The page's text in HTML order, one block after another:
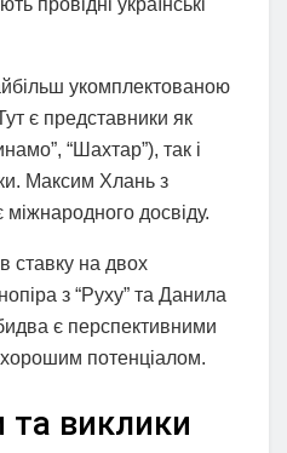
провідні українські
укомплектованою
є представники як
“Шахтар”), так і
Максим Хлань з
міжнародного досвіду.
ставку на двох
з “Руху” та Данила
є перспективними
потенціалом.
та виклики